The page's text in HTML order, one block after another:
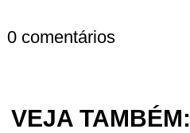
0 comentários
VEJA TAMBÉM: